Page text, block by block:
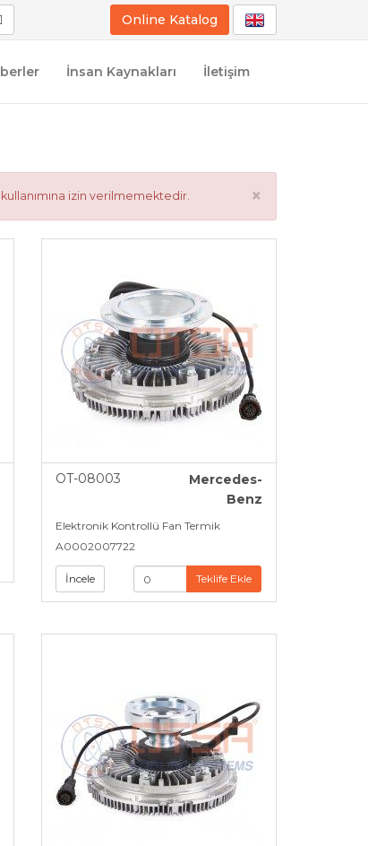
Online Katalog
İnsan Kaynakları İletişim
×
izin verilmemektedir.
OT-08003
Mercedes-
Benz
Elektronik Kontrollü Fan Termik
A0002007722
İncele Teklife Ekle